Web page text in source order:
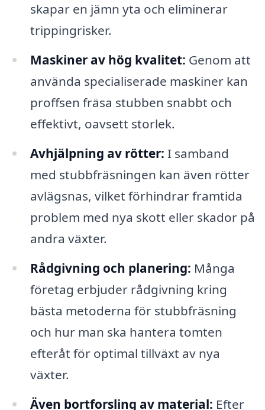
skapar en jämn yta och eliminerar
trippingrisker.
Maskiner av hög kvalitet: Genom att
använda specialiserade maskiner kan
proffsen fräsa stubben snabbt och
effektivt, oavsett storlek.
Avhjälpning av rötter: I samband
med stubbfräsningen kan även rötter
avlägsnas, vilket förhindrar framtida
problem med nya skott eller skador på
andra växter.
Rådgivning och planering: Många
företag erbjuder rådgivning kring
bästa metoderna för stubbfräsning
och hur man ska hantera tomten
efteråt för optimal tillväxt av nya
växter.
Även bortforsling av material: Efter